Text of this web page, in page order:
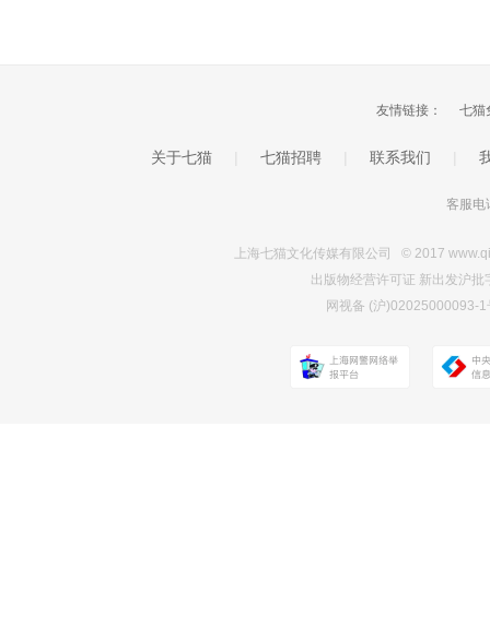
友情链接： 七猫
关于七猫 七猫招聘 联系我们
客服电
上海七猫文化传媒有限公司 © 2017
出版物经营许可证 新出发沪
网视备 (沪)02025000093-